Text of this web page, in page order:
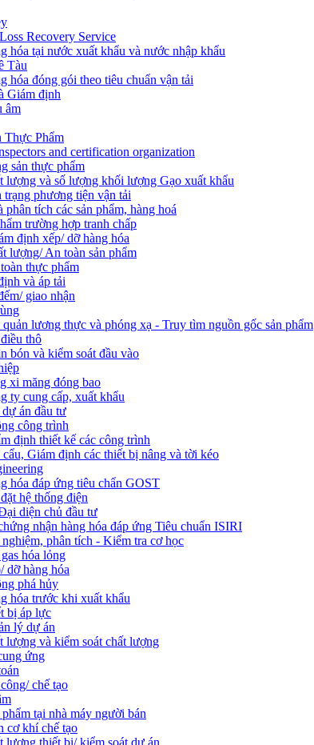
Recovery Service
hóa tại nước xuất khẩu và nước nhập khẩu
Tàu
hóa đóng gói theo tiêu chuẩn vận tải
Giám định
âm
Thực Phẩm
and certification organization
sản thực phẩm
lượng và số lượng khối lượng Gạo xuất khẩu
phương tiện vận tải
tích các sản phẩm, hàng hoá
trường hợp tranh chấp
định xếp/ dỡ hàng hóa
lượng/ An toàn sản phẩm
thực phẩm
và áp tải
giao nhận
lương thực và phóng xạ - Truy tìm nguồn gốc sản phẩm
thô
bón và kiểm soát đầu vào
xi măng đóng bao
ty cung cấp, xuất khẩu
án đầu tư
công trình
định thiết kế các công trình
Giám định các thiết bị nâng và tời kéo
hóa đáp ứng tiêu chẩn GOST
hệ thống điện
diện chủ đầu tư
nhận hàng hóa đáp ứng Tiêu chuẩn ISIRI
phân tích - Kiểm tra cơ học
hóa lỏng
dỡ hàng hóa
phá hủy
hóa trước khi xuất khẩu
bị áp lực
lý dự án
lượng và kiểm soát chất lượng
ứng
chế tạo
tại nhà máy người bán
cơ khí chế tạo